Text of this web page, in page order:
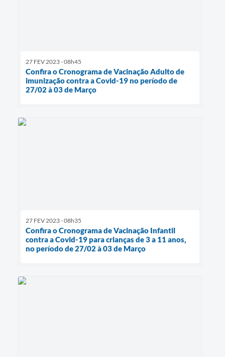
27 FEV 2023 - 08h45
Confira o Cronograma de Vacinação Adulto de
imunização contra a Covid-19 no período de
27/02 à 03 de Março
27 FEV 2023 - 08h35
Confira o Cronograma de Vacinação Infantil
contra a Covid-19 para crianças de 3 a 11 anos,
no período de 27/02 à 03 de Março